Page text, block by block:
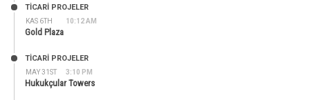
KAS 6TH 10:12 AM
TİCARİ PROJELER
Gold Plaza
MAY 31ST 3:10 PM
TİCARİ PROJELER
Hukukçular Towers